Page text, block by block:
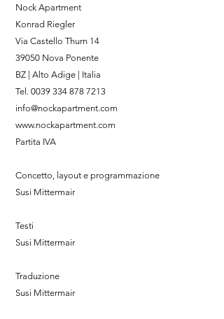
Nock Apartment
Konrad Riegler
Via Castello Thurn 14
39050 Nova Ponente
BZ | Alto Adige | Italia
Tel. 0039 334 878 7213
info@nockapartment.com
www.nockapartment.com
Partita IVA
Concetto, layout e programmazione
Susi Mittermair
Testi
Susi Mittermair
Traduzione
Susi Mittermair